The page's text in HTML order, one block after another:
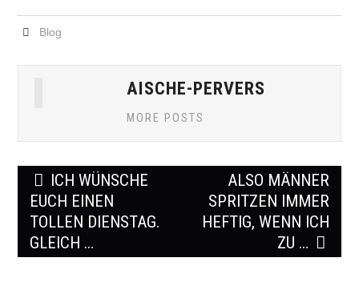
Blog
AISCHE-PERVERS
MORE POSTS
Post
navigation
ICH WÜNSCHE
EUCH EINEN
TOLLEN DIENSTAG.
GLEICH …
ALSO MÄNNER
SPRITZEN IMMER
HEFTIG, WENN ICH
ZU …